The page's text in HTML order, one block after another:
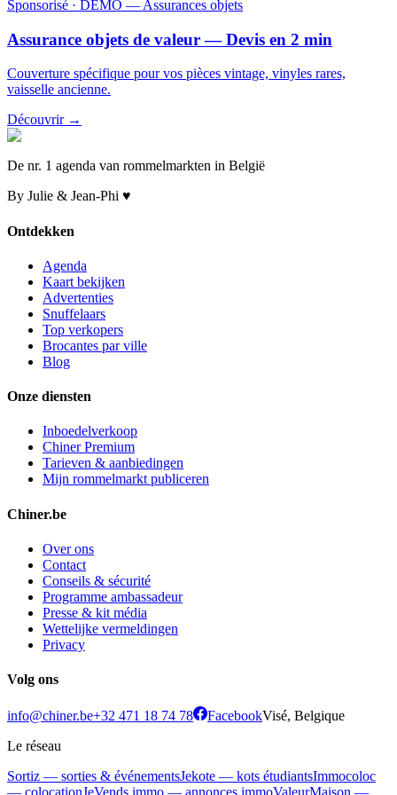
Sponsorisé · DEMO — Assurances objets
Assurance objets de valeur — Devis en 2 min
Couverture spécifique pour vos pièces vintage, vinyles rares,
vaisselle ancienne.
Découvrir →
De nr. 1 agenda van rommelmarkten in België
By Julie & Jean-Phi ♥
Ontdekken
Agenda
Kaart bekijken
Advertenties
Snuffelaars
Top verkopers
Brocantes par ville
Blog
Onze diensten
Inboedelverkoop
Chiner Premium
Tarieven & aanbiedingen
Mijn rommelmarkt publiceren
Chiner.be
Over ons
Contact
Conseils & sécurité
Programme ambassadeur
Presse & kit média
Wettelijke vermeldingen
Privacy
Volg ons
info@chiner.be+32 471 18 74 78 FacebookVisé, Belgique
Le réseau
Sortiz — sorties & événementsJekote — kots étudiantsImmocoloc